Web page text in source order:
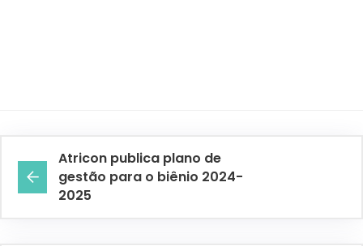
Atricon publica plano de
gestão para o biênio 2024-
2025